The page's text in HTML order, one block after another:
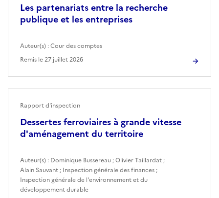
Les partenariats entre la recherche
publique et les entreprises
Auteur(s) :Cour des comptes
Remis le27 juillet 2026
Dessertes ferroviaires à grande vitesse
d'aménagement du territoire
Rapport d'inspection
Auteur(s) : Dominique Bussereau ;Olivier Taillardat ;
Alain Sauvant ; Inspection générale des finances ;
Inspection générale de l'environnement et du
développement durable